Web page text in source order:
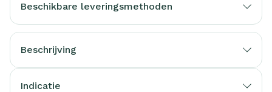
Beschikbare leveringsmethoden
Beschrijving
Indicatie